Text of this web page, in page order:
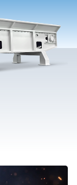
滚筒筛
涡电流分选机